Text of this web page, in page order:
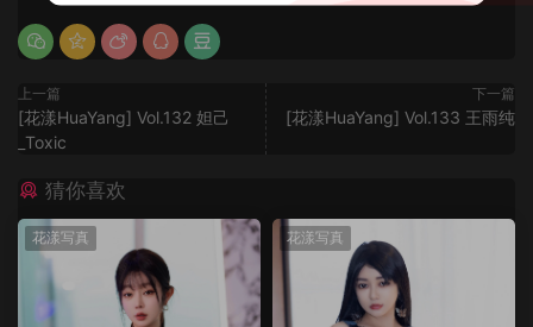
上一篇
[花漾HuaYang] Vol.132 妲己
_Toxic
下一篇
[花漾HuaYang] Vol.133 王雨纯
猜你喜欢
花漾写真 花漾写真